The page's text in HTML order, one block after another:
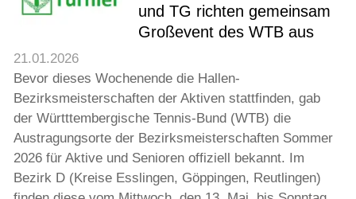
und TG richten gemeinsam
Großevent des WTB aus
21.01.2026
Bevor dieses Wochenende die Hallen-
Bezirksmeisterschaften der Aktiven stattfinden, gab
der Württtembergische Tennis-Bund (WTB) die
Austragungsorte der Bezirksmeisterschaften Sommer
2026 für Aktive und Senioren offiziell bekannt. Im
Bezirk D (Kreise Esslingen, Göppingen, Reutlingen)